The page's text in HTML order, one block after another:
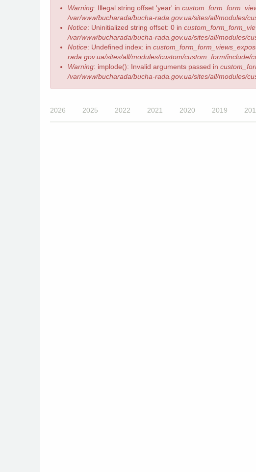
Error
message
Warning: Illegal string offset 'year' in
/var/www/bucharada/bucha-rada.gov.ua/sites/all/modules/
Notice: Uninitialized string offset: 0 in
/var/www/bucharada/bucha-rada.gov.ua/sites/all/modules/
Notice: Undefined index: in
rada.gov.ua/sites/all/modules/custom/custom_form/include/
Warning: implode(): Invalid arguments passed in
/var/www/bucharada/bucha-rada.gov.ua/sites/all/modules/
2026 2025 2022 2021 2020 2019